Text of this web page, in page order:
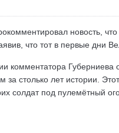
новость,
что тот в первые дни
Губерниева
за столько лет истории.
солдат под пулемётный